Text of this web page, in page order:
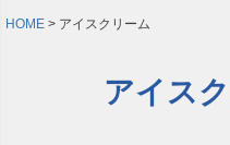
HOME アイスクリーム
アイス